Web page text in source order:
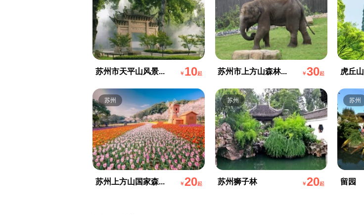
苏州市天平山风景... ￥ 10起 苏州市上方山森林... ￥30起 虎丘
苏州
苏州上方山国家森... ￥20起
苏州
苏州狮子林 ￥20起
苏州
留园